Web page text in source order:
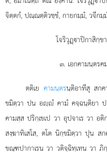
จิตฺตกํ, ปณฺณตฺติวชฺชํ, กายกมฺมํ, วจีกมฺ
โจริวุฏฺาปิกาสิกฺ
๓. เอกคามนฺตร
ตติเย คามนฺตรนฺติอาทีสุ สก
ขมิตฺวา ปน อฺํ คามํ คจฺฉนฺติยา ป
คามสฺส ปริกฺเขเป วา อุปจาเร วา อ
สงฺฆาทิเสโส, ตโต นิกฺขมิตฺวา ปุน ส
ขณฺฑปากาเรน วา วติจฺฉิทฺเทน วา ภิ